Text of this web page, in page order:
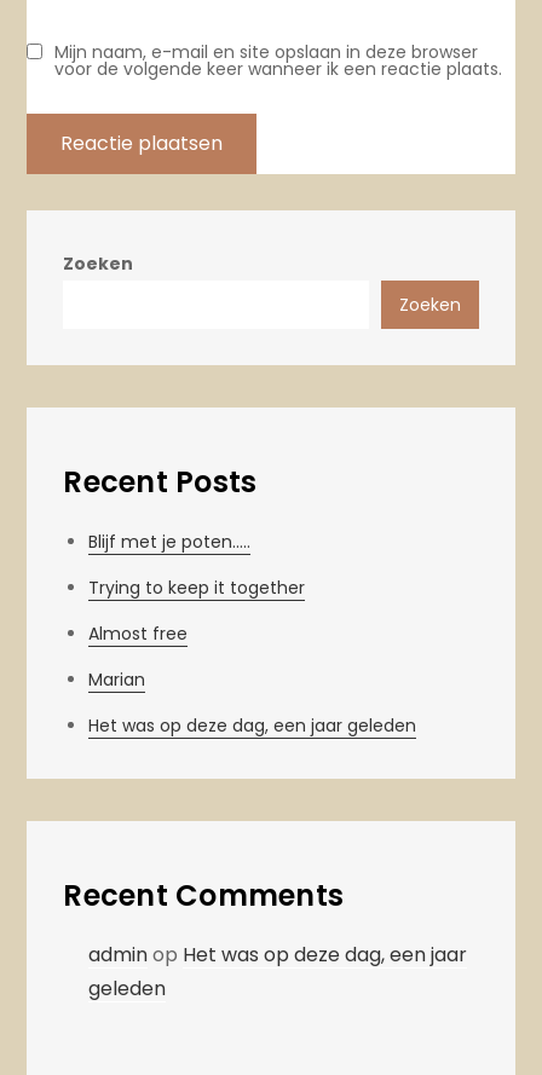
Mijn naam, e-mail en site opslaan in deze browser
voor de volgende keer wanneer ik een reactie plaats.
Zoeken
Zoeken
Recent Posts
Blijf met je poten…..
Trying to keep it together
Almost free
Marian
Het was op deze dag, een jaar geleden
Recent Comments
adminop Het was op deze dag, een jaar
geleden